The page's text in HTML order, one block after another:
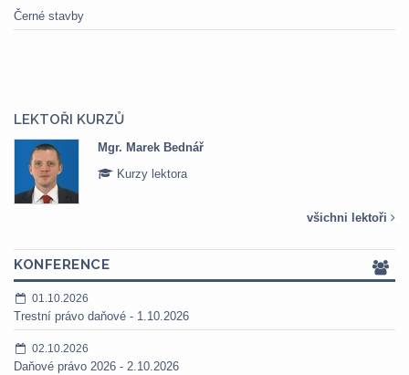
Černé stavby
LEKTOŘI KURZŮ
Mgr. Marek Bednář
Kurzy lektora
všichni lektoři
KONFERENCE
01.10.2026
Trestní právo daňové - 1.10.2026
02.10.2026
Daňové právo 2026 - 2.10.2026